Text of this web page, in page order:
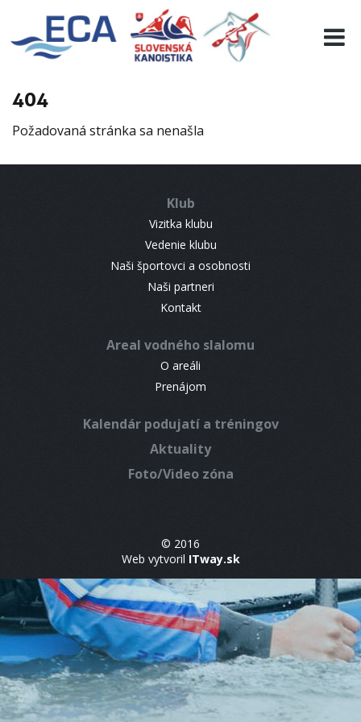
404
Požadovaná stránka sa nenašla
Klub
Vizitka klubu
Vedenie klubu
Naši športovci a osobnosti
Naši partneri
Kontakt
Areal vodného slalomu
O areáli
Prenájom
Kalendár podujatí a tréningov
Aktuality
Foto/Video zóna
© 2016
Web vytvoril ITway.sk
EURO 19
INFO
RESULTS
CONTACT